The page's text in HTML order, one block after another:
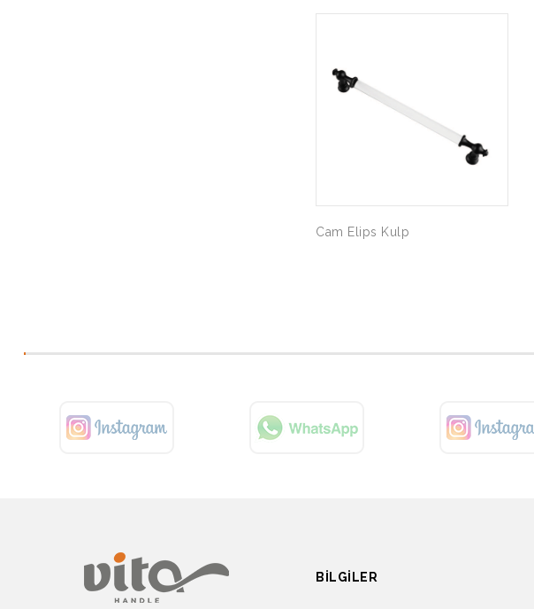
Cam Elips Kulp
BILGILER